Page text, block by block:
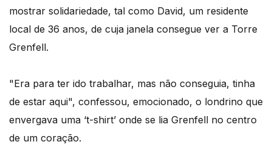
mostrar solidariedade, tal como David, um residente
local de 36 anos, de cuja janela consegue ver a Torre
Grenfell.
"Era para ter ido trabalhar, mas não conseguia, tinha
de estar aqui", confessou, emocionado, o londrino que
envergava uma ‘t-shirt’ onde se lia Grenfell no centro
de um coração.